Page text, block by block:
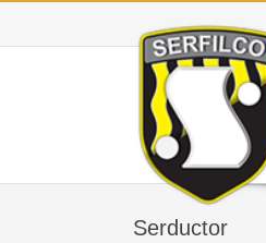
Serductor